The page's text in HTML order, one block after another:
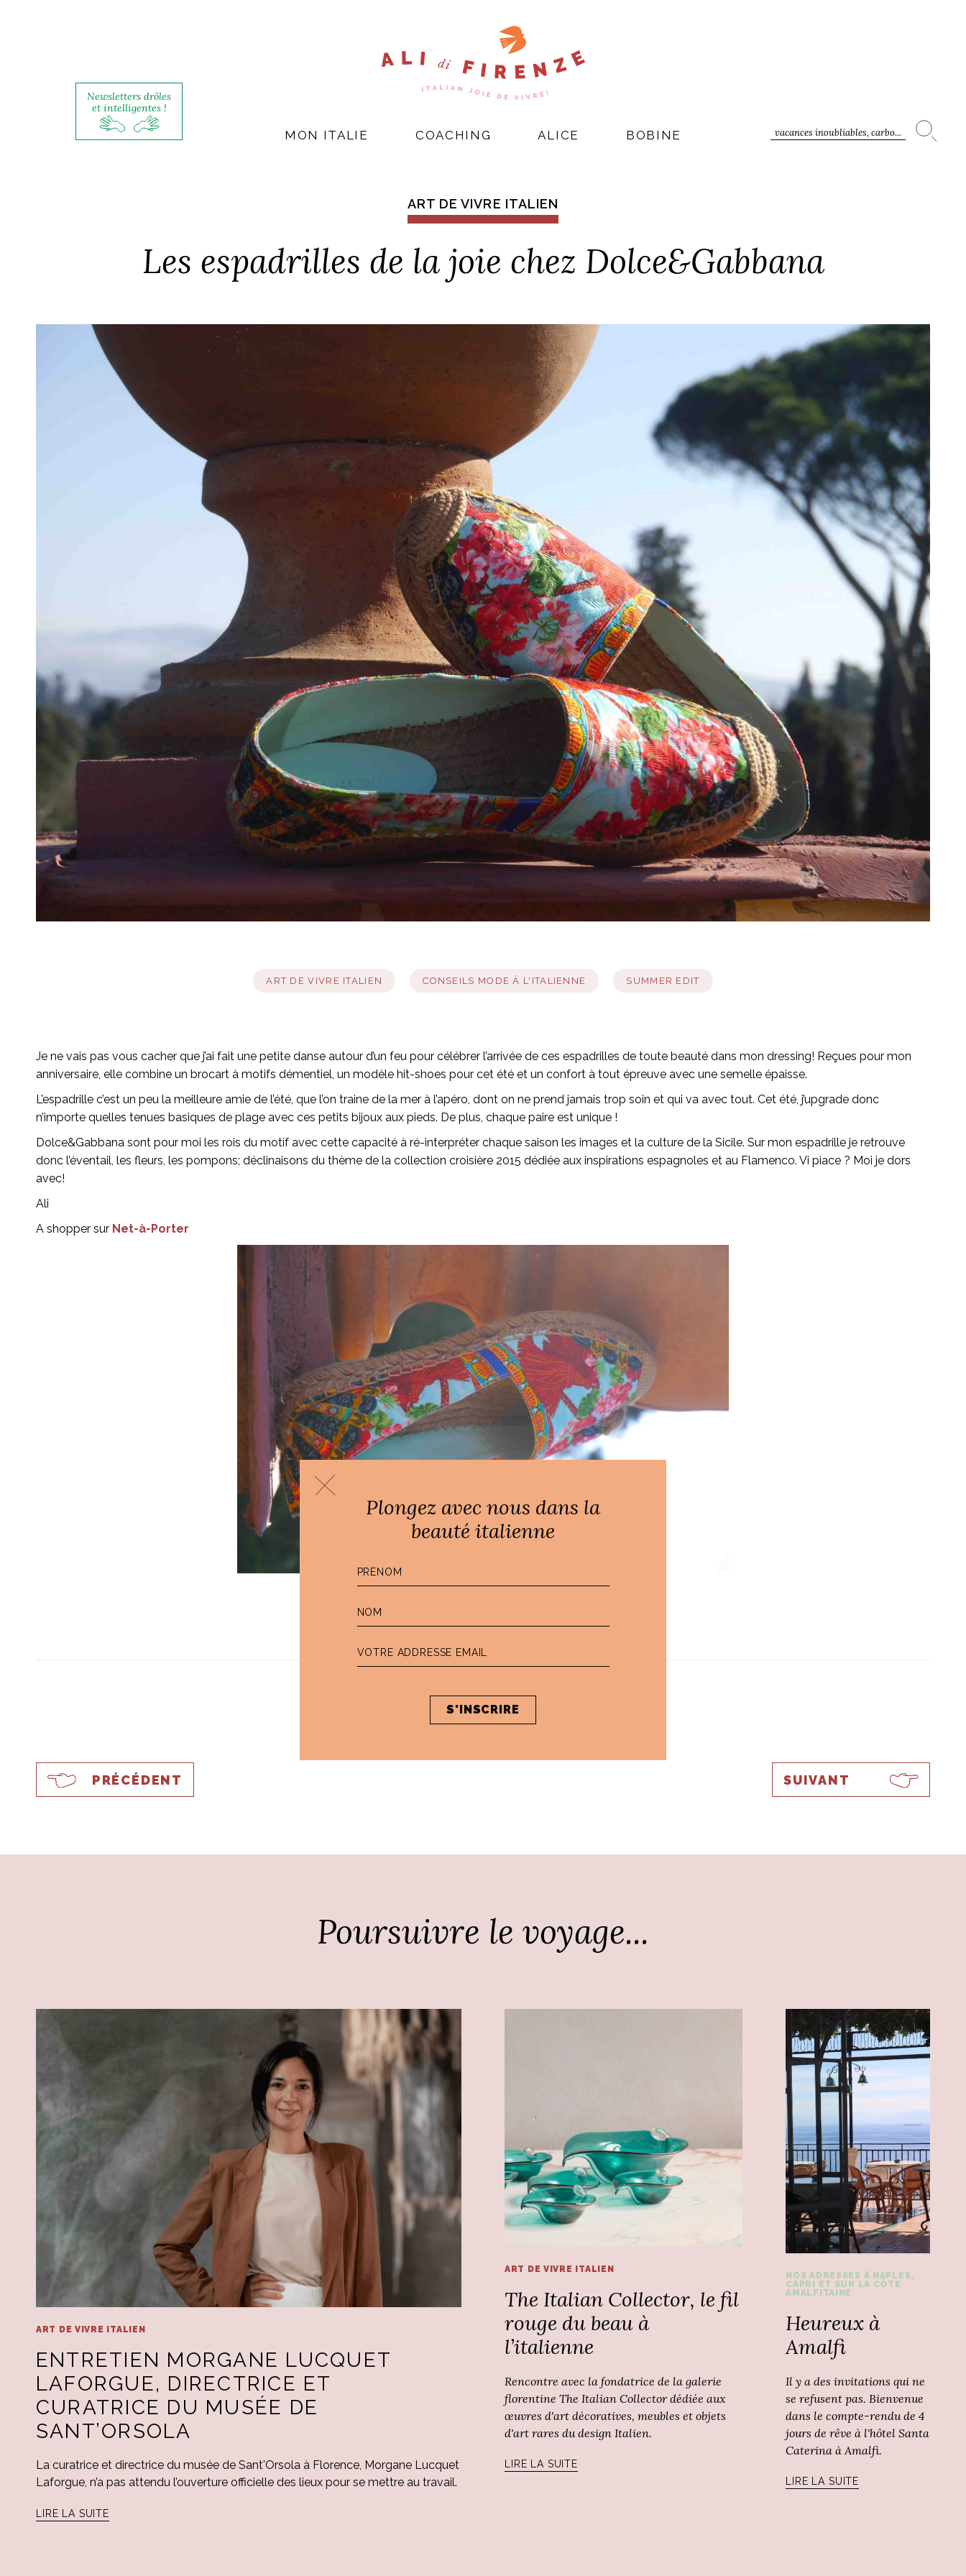
Newsletters drôles
et intelligentes !
vacances inoubliables, carbo...
MON ITALIE COACHING ALICE BOBINE
ART DE VIVRE ITALIEN
Les espadrilles de la joie chez Dolce&Gabbana
ART DE VIVRE ITALIEN CONSEILS MODE À L'ITALIENNE SUMMER EDIT
Je ne vais pas vous cacher que j’ai fait une petite danse autour d’un feu pour célébrer l’arrivée de ces espadrilles de toute beauté dans mon dressing! Reçues pour mon
anniversaire, elle combine un brocart à motifs démentiel, un modèle hit-shoes pour cet été et un confort à tout épreuve avec une semelle épaisse.
L’espadrille c’est un peu la meilleure amie de l’été, que l’on traine de la mer à l’apéro, dont on ne prend jamais trop soin et qui va avec tout. Cet été, j’upgrade donc
n’importe quelles tenues basiques de plage avec ces petits bijoux aux pieds. De plus, chaque paire est unique !
Dolce&Gabbana sont pour moi les rois du motif avec cette capacité à ré-interpréter chaque saison les images et la culture de la Sicile. Sur mon espadrille je retrouve
donc l’éventail, les fleurs, les pompons; déclinaisons du thème de la collection croisière 2015 dédiée aux inspirations espagnoles et au Flamenco. Vi piace ? Moi je dors
avec!
Ali
A shopper sur Net-à-Porter
ParAli
PRÉCÉDENT SUIVANT
Poursuivre le voyage...
ART DE VIVRE ITALIEN
ENTRETIEN MORGANE LUCQUET
LAFORGUE, DIRECTRICE ET
CURATRICE DU MUSÉE DE
SANT’ORSOLA
La curatrice et directrice du musée de Sant'Orsola à Florence, Morgane Lucquet
Laforgue, n’a pas attendu l’ouverture officielle des lieux pour se mettre au travail.
LIRE LA SUITE
ART DE VIVRE ITALIEN
The Italian Collector, le fil
rouge du beau à
l’italienne
Rencontre avec la fondatrice de la galerie
florentine The Italian Collector dédiée aux
œuvres d'art décoratives, meubles et objets
d'art rares du design Italien.
LIRE LA SUITE
NOS ADRESSES À NAPLES,
CAPRI ET SUR LA CÔTE
AMALFITAINE
Heureux à
Amalfi
Il y a des invitations qui ne
se refusent pas. Bienvenue
dans le compte-rendu de 4
jours de rêve à l'hôtel Santa
Caterina à Amalfi.
LIRE LA SUITE
Plongez avec nous dans la
beauté italienne